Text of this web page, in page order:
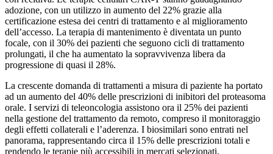
adozione, con un utilizzo in aumento del 22% grazie alla
certificazione estesa dei centri di trattamento e al miglioramento
dell’accesso. La terapia di mantenimento è diventata un punto
focale, con il 30% dei pazienti che seguono cicli di trattamento
prolungati, il che ha aumentato la sopravvivenza libera da
progressione di quasi il 28%.
La crescente domanda di trattamenti a misura di paziente ha portato
ad un aumento del 40% delle prescrizioni di inibitori del proteasoma
orale. I servizi di teleoncologia assistono ora il 25% dei pazienti
nella gestione del trattamento da remoto, compreso il monitoraggio
degli effetti collaterali e l’aderenza. I biosimilari sono entrati nel
panorama, rappresentando circa il 15% delle prescrizioni totali e
rendendo le terapie più accessibili in mercati selezionati.